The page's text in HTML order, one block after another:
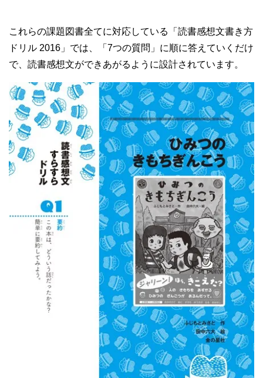
これらの課題図書全てに対応している「読書感想文書き方
ドリル 2016」では、「7つの質問」に順に答えていくだけ
で、読書感想文ができあがるように設計されています。